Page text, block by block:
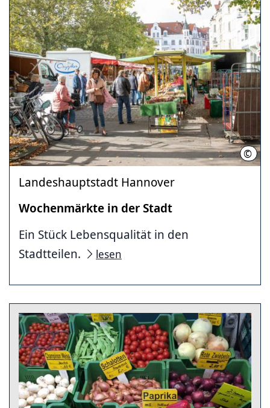
© LHH
Landeshauptstadt Hannover
Wochenmärkte in der Stadt
Ein Stück Lebensqualität in den
Stadtteilen.
lesen